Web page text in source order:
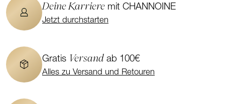
Deine Karriere mit CHANNOINE
Jetzt durchstarten
Gratis Versand ab 100€
Alles zu Versand und Retouren